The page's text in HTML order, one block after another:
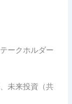
ークホルダー
未来投資（共